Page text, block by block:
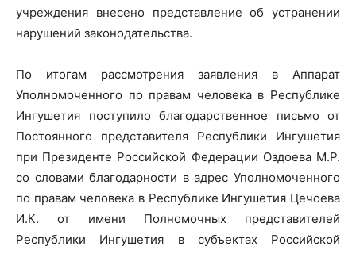
учреждения внесено представление об устранении
нарушений законодательства.
По итогам рассмотрения заявления в Аппарат
Уполномоченного по правам человека в Республике
Ингушетия поступило благодарственное письмо от
Постоянного представителя Республики Ингушетия
при Президенте Российской Федерации Оздоева М.Р.
со словами благодарности в адрес Уполномоченного
по правам человека в Республике Ингушетия Цечоева
И.К. от имени Полномочных представителей
Республики Ингушетия в субъектах Российской